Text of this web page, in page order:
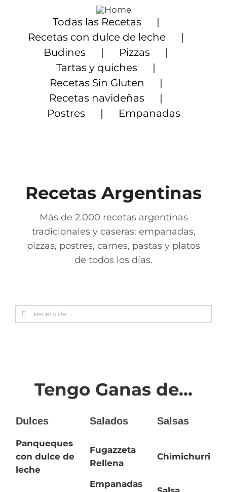
contenido
Todas las Recetas
Recetas con dulce de leche
Budines
Pizzas
Tartas y quiches
Recetas Sin Gluten
Recetas navideñas
Postres
Empanadas
Recetas Argentinas
Más de 2.000 recetas argentinas
tradicionales y caseras: empanadas,
pizzas, postres, carnes, pastas y platos
de todos los días.
Search
for:
Tengo Ganas de...
Dulces Salados Salsas
Panqueques
con dulce de
leche
Fugazzeta
Rellena
Chimichurri
Empanadas